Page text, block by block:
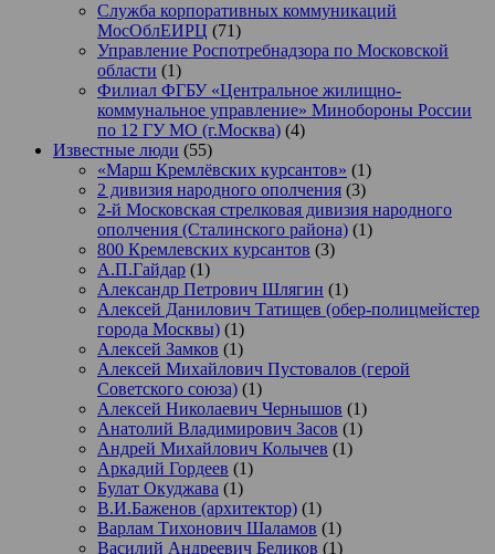
Служба корпоративных коммуникаций
МосОблЕИРЦ (71)
Управление Роспотребнадзора по Московской
области (1)
Филиал ФГБУ «Центральное жилищно-
коммунальное управление» Минобороны России
по 12 ГУ МО (г.Москва) (4)
Известные люди (55)
«Марш Кремлёвских курсантов» (1)
2 дивизия народного ополчения (3)
2-й Московская стрелковая дивизия народного
ополчения (Сталинского района) (1)
800 Кремлевских курсантов (3)
А.П.Гайдар (1)
Александр Петрович Шлягин (1)
Алексей Данилович Татищев (обер-полицмейстер
города Москвы) (1)
Алексей Замков (1)
Алексей Михайлович Пустовалов (герой
Советского союза) (1)
Алексей Николаевич Чернышов (1)
Анатолий Владимирович Засов (1)
Андрей Михайлович Колычев (1)
Аркадий Гордеев (1)
Булат Окуджава (1)
В.И.Баженов (архитектор) (1)
Варлам Тихонович Шаламов (1)
Василий Андреевич Беликов (1)